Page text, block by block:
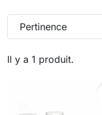
Il y a 1 produit.
Pertinence